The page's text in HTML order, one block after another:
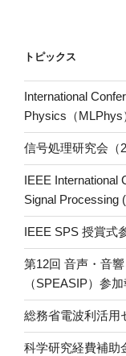
トピックス
International
Physics（MLPhys
信号処理研究会（
IEEE International
Signal Processing
IEEE SPS 授賞式
第12回 音声・音
（SPEASIP）参
総務省電波利活用
科学研究経費補助